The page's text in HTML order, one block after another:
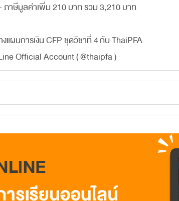
ภาษีมูลค่าเพิ่ม 210 บาท รวม 3,210 บาท
แผนการเงิน CFP ชุดวิชาที่ 4 กับ ThaiPFA
Official Account ( @thaipfa )